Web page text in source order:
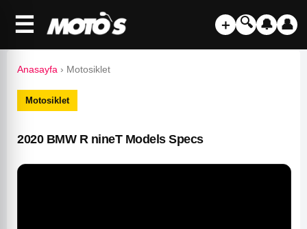
☰ ＋ 🔍 🔔 👤
Anasayfa › Motosiklet
Motosiklet
2020 BMW R nineT Models Specs